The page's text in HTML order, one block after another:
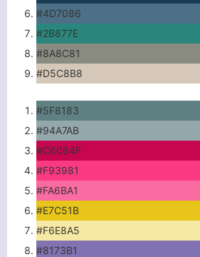
#4D7086
#2B877E
#8A8C81
#D5C8B8
#5F8183
#94A7AB
#C6064F
#F93981
#FA6BA1
#E7C51B
#F6E8A5
#8173B1
客服小美